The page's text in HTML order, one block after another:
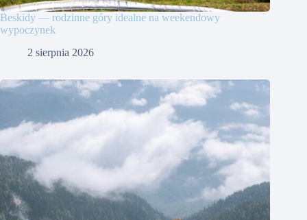
Beskidy — rodzinne góry idealne na weekendowy
wypoczynek
2 sierpnia 2026